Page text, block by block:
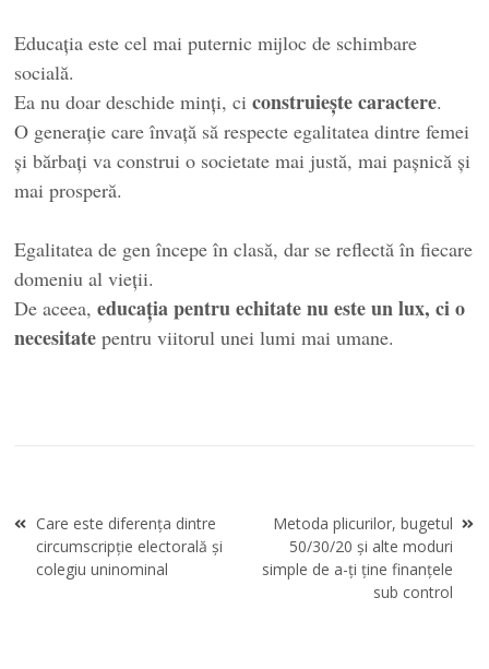
Educația este cel mai puternic mijloc de schimbare
socială.
Ea nu doar deschide minți, ciconstruiește caractere.
O generație care învață să respecte egalitatea dintre femei
și bărbați va construi o societate mai justă, mai pașnică și
mai prosperă.
Egalitatea de gen începe în clasă, dar se reflectă în fiecare
domeniu al vieții.
De aceea,educația pentru echitate nu este un lux, ci o
necesitate pentru viitorul unei lumi mai umane.
Navigare
în
articole
Care este diferența dintre
circumscripție electorală și
colegiu uninominal
Metoda plicurilor, bugetul
50/30/20 și alte moduri
simple de a-ți ține finanțele
sub control